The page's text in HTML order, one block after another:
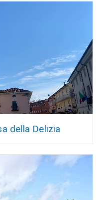
della Delizia